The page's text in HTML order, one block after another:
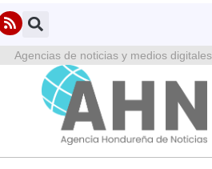
Agencias de noticias y medios digitales